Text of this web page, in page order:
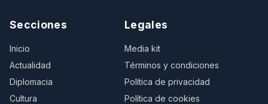
Secciones
Inicio
Actualidad
Diplomacia
Cultura
Legales
Media kit
Términos y condiciones
Política de privacidad
Política de cookies